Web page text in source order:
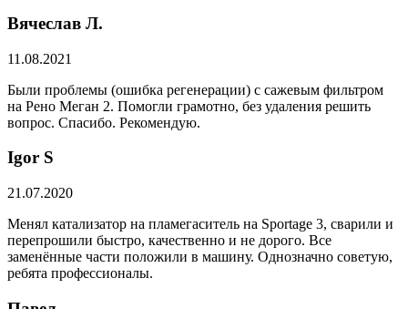
Вячеслав Л.
11.08.2021
Были проблемы (ошибка регенерации) с сажевым фильтром
на Рено Меган 2. Помогли грамотно, без удаления решить
вопрос. Спасибо. Рекомендую.
​Igor S
21.07.2020
Менял катализатор на пламегаситель на Sportage 3, сварили и
перепрошили быстро, качественно и не дорого. Все
заменённые части положили в машину. Однозначно советую,
ребята профессионалы.